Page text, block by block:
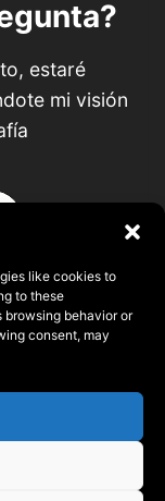
like cookies to
to these
browsing behavior or
consent, may
estaré
mi visión